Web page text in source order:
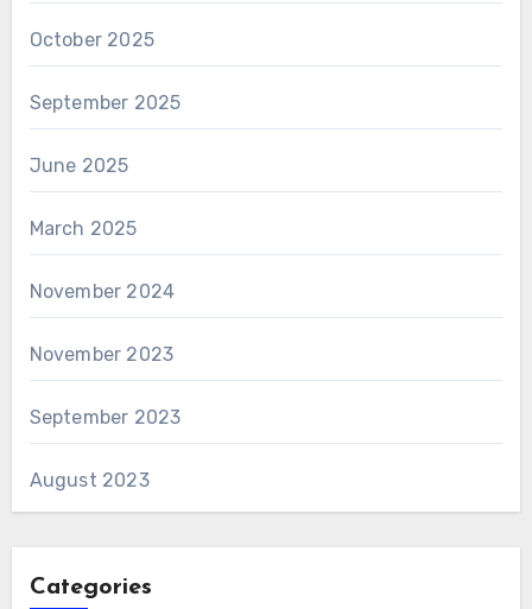
October 2025
September 2025
June 2025
March 2025
November 2024
November 2023
September 2023
August 2023
Categories